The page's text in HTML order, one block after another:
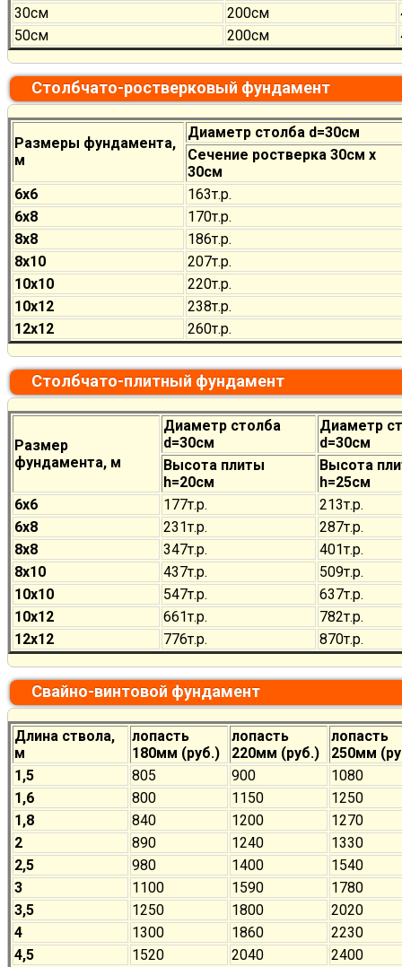
30см
200см
50см
200см
Столбчато-ростверковый фундамент
Размеры фундамента,
м
Диаметр столба d=30см
Сечение ростверка 30см х
30см
6х6
163т.р.
6х8
170т.р.
8х8
186т.р.
8х10
207т.р.
10х10
220т.р.
10х12
238т.р.
12х12
260т.р.
Столбчато-плитный фундамент
Размер
фундамента, м
Диаметр столба
d=30см
Диаметр
d=30см
Высота плиты
h=20см
Высота
h=25см
6х6
177т.р. 213т.р.
6х8
231т.р. 287т.р.
8х8
347т.р. 401т.р.
8х10
437т.р. 509т.р.
10х10
547т.р. 637т.р.
10х12
661т.р. 782т.р.
12х12
776т.р. 870т.р.
Свайно-винтовой фундамент
Длина ствола,
м
лопасть
180мм (руб.)
лопасть
220мм (руб.)
лопасть
250мм
1,5
805 900
1080
1,6
800 1150
1250
1,8
840 1200
1270
2
890 1240
1330
2,5
980 1400
1540
3
1100 1590
1780
3,5
1250 1800
2020
4
1300 1860
2230
4,5
1520 2040
2400